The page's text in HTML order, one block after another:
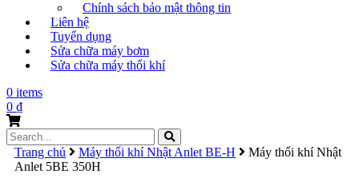
Chính sách bảo mật thông tin
Liên hệ
Tuyển dụng
Sửa chữa máy bơm
Sửa chữa máy thổi khí
0 items
0 ₫
Search
for:Trang chủ Máy thổi khí Nhật Anlet BE-H
Máy thổi khí Nhật
Anlet 5BE 350H